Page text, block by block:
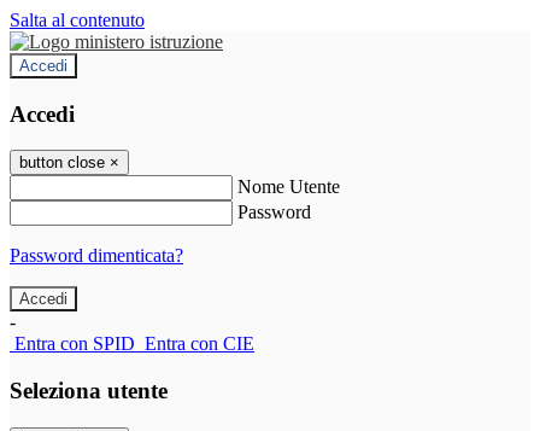
Salta al contenuto
Accedi
Accedi
button close ×
Nome Utente
Password
Password dimenticata?
-
Entra con SPID Entra con CIE
Seleziona utente